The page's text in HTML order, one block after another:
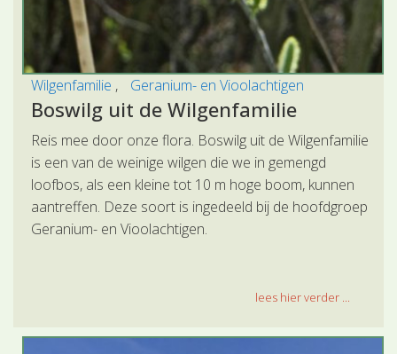
Wilgenfamilie Geranium- en Vioolachtigen
Boswilg uit de Wilgenfamilie
Reis mee door onze flora. Boswilg uit de Wilgenfamilie
is een van de weinige wilgen die we in gemengd
loofbos, als een kleine tot 10 m hoge boom, kunnen
aantreffen. Deze soort is ingedeeld bij de hoofdgroep
Geranium- en Vioolachtigen.
lees hier verder ...